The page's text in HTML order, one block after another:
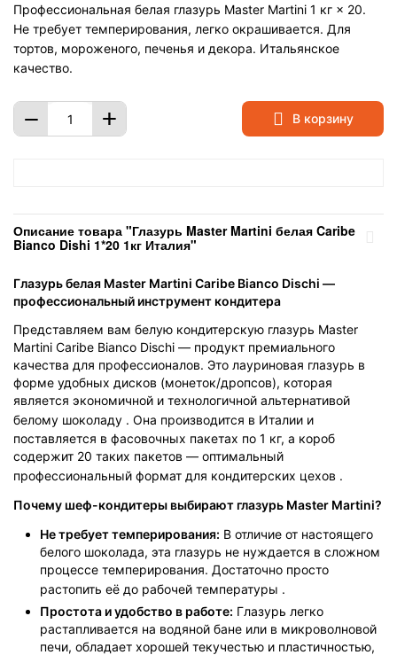
Профессиональная белая глазурь Master Martini 1 кг × 20.
Не требует темперирования, легко окрашивается. Для
тортов, мороженого, печенья и декора. Итальянское
качество.
+
− В корзину
Описание товара "Глазурь Master Martini белая Caribe
Bianco Dishi 1*20 1кг Италия"
Глазурь белая Master Martini Caribe Bianco Dischi —
профессиональный инструмент кондитера
Представляем вам белую кондитерскую глазурь Master
Martini Caribe Bianco Dischi — продукт премиального
качества для профессионалов. Это лауриновая глазурь в
форме удобных дисков (монеток/дропсов), которая
является экономичной и технологичной альтернативой
белому шоколаду . Она производится в Италии и
поставляется в фасовочных пакетах по 1 кг, а короб
содержит 20 таких пакетов — оптимальный
профессиональный формат для кондитерских цехов .
Почему шеф-кондитеры выбирают глазурь Master Martini?
Не требует темперирования: В отличие от настоящего
белого шоколада, эта глазурь не нуждается в сложном
процессе темперирования. Достаточно просто
растопить её до рабочей температуры .
Простота и удобство в работе: Глазурь легко
растапливается на водяной бане или в микроволновой
печи, обладает хорошей текучестью и пластичностью,